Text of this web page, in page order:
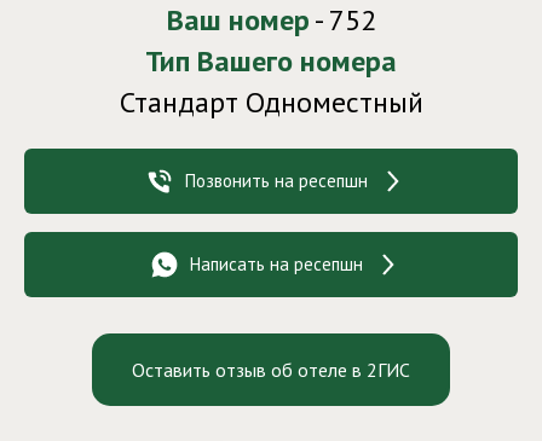
Ваш номер- 752
Тип Вашего номера
Стандарт Одноместный
Позвонить на ресепшн
Написать на ресепшн
Оставить отзыв об отеле в 2ГИС